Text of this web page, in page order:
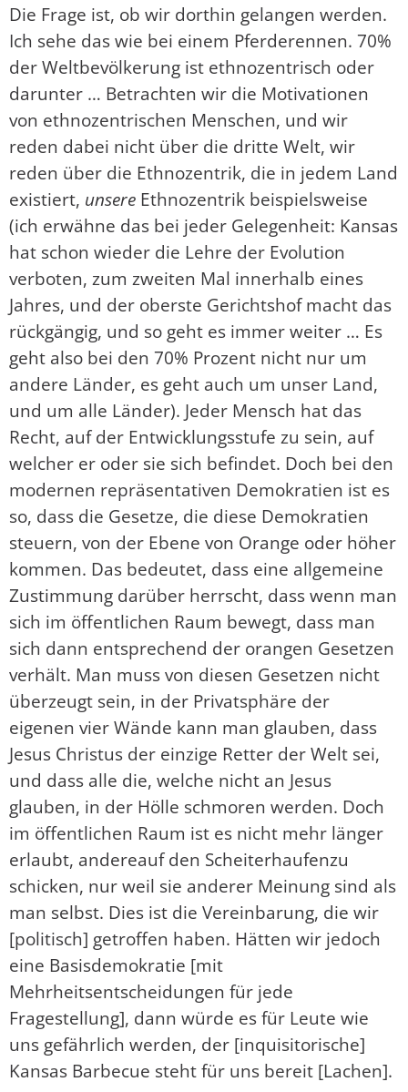
Die Frage ist, ob wir dorthin gelangen werden.
Ich sehe das wie bei einem Pferderennen. 70%
der Weltbevölkerung ist ethnozentrisch oder
darunter … Betrachten wir die Motivationen
von ethnozentrischen Menschen, und wir
reden dabei nicht über die dritte Welt, wir
reden über die Ethnozentrik, die in jedem Land
existiert, unsere Ethnozentrik beispielsweise
(ich erwähne das bei jeder Gelegenheit: Kansas
hat schon wieder die Lehre der Evolution
verboten, zum zweiten Mal innerhalb eines
Jahres, und der oberste Gerichtshof macht das
rückgängig, und so geht es immer weiter … Es
geht also bei den 70% Prozent nicht nur um
andere Länder, es geht auch um unser Land,
und um alle Länder). Jeder Mensch hat das
Recht, auf der Entwicklungsstufe zu sein, auf
welcher er oder sie sich befindet. Doch bei den
modernen repräsentativen Demokratien ist es
so, dass die Gesetze, die diese Demokratien
steuern, von der Ebene von Orange oder höher
kommen. Das bedeutet, dass eine allgemeine
Zustimmung darüber herrscht, dass wenn man
sich im öffentlichen Raum bewegt, dass man
sich dann entsprechend der orangen Gesetzen
verhält. Man muss von diesen Gesetzen nicht
überzeugt sein, in der Privatsphäre der
eigenen vier Wände kann man glauben, dass
Jesus Christus der einzige Retter der Welt sei,
und dass alle die, welche nicht an Jesus
glauben, in der Hölle schmoren werden. Doch
im öffentlichen Raum ist es nicht mehr länger
erlaubt, andereauf den Scheiterhaufenzu
schicken, nur weil sie anderer Meinung sind als
man selbst. Dies ist die Vereinbarung, die wir
[politisch] getroffen haben. Hätten wir jedoch
eine Basisdemokratie [mit
Mehrheitsentscheidungen für jede
Fragestellung], dann würde es für Leute wie
uns gefährlich werden, der [inquisitorische]
Kansas Barbecue steht für uns bereit [Lachen].